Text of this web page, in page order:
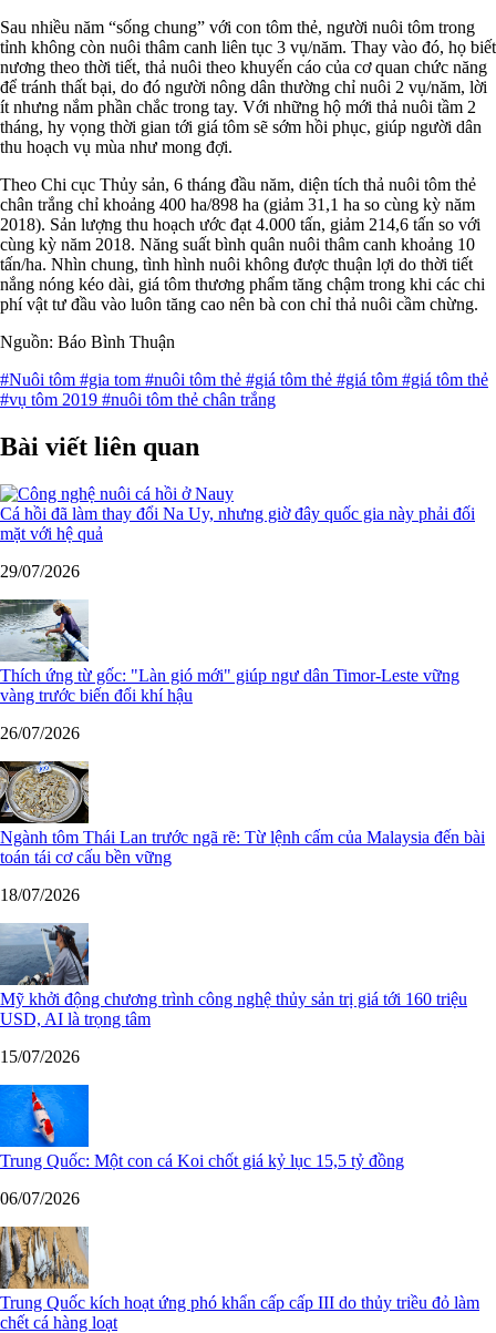
Sau nhiều năm “sống chung” với con tôm thẻ, người nuôi tôm trong
tỉnh không còn nuôi thâm canh liên tục 3 vụ/năm. Thay vào đó, họ biết
nương theo thời tiết, thả nuôi theo khuyến cáo của cơ quan chức năng
để tránh thất bại, do đó người nông dân thường chỉ nuôi 2 vụ/năm, lời
ít nhưng nắm phần chắc trong tay. Với những hộ mới thả nuôi tầm 2
tháng, hy vọng thời gian tới giá tôm sẽ sớm hồi phục, giúp người dân
thu hoạch vụ mùa như mong đợi.
Theo Chi cục Thủy sản, 6 tháng đầu năm, diện tích thả nuôi tôm thẻ
chân trắng chỉ khoảng 400 ha/898 ha (giảm 31,1 ha so cùng kỳ năm
2018). Sản lượng thu hoạch ước đạt 4.000 tấn, giảm 214,6 tấn so với
cùng kỳ năm 2018. Năng suất bình quân nuôi thâm canh khoảng 10
tấn/ha. Nhìn chung, tình hình nuôi không được thuận lợi do thời tiết
nắng nóng kéo dài, giá tôm thương phẩm tăng chậm trong khi các chi
phí vật tư đầu vào luôn tăng cao nên bà con chỉ thả nuôi cầm chừng.
Nguồn: Báo Bình Thuận
#Nuôi tôm #gia tom #nuôi tôm thẻ #giá tôm thẻ #giá tôm #giá tôm thẻ
#vụ tôm 2019 #nuôi tôm thẻ chân trắng
Bài viết liên quan
Cá hồi đã làm thay đổi Na Uy, nhưng giờ đây quốc gia này phải đối
mặt với hệ quả
29/07/2026
Thích ứng từ gốc: "Làn gió mới" giúp ngư dân Timor-Leste vững
vàng trước biến đổi khí hậu
26/07/2026
Ngành tôm Thái Lan trước ngã rẽ: Từ lệnh cấm của Malaysia đến bài
toán tái cơ cấu bền vững
18/07/2026
Mỹ khởi động chương trình công nghệ thủy sản trị giá tới 160 triệu
USD, AI là trọng tâm
15/07/2026
Trung Quốc: Một con cá Koi chốt giá kỷ lục 15,5 tỷ đồng
06/07/2026
Trung Quốc kích hoạt ứng phó khẩn cấp cấp III do thủy triều đỏ làm
chết cá hàng loạt